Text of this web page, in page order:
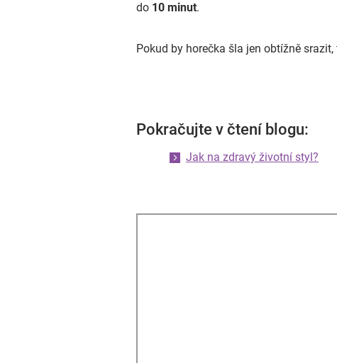
do 10 minut.
Pokud by horečka šla jen obtížně
Pokračujte v čtení blogu:
Jak na zdravý životní styl?